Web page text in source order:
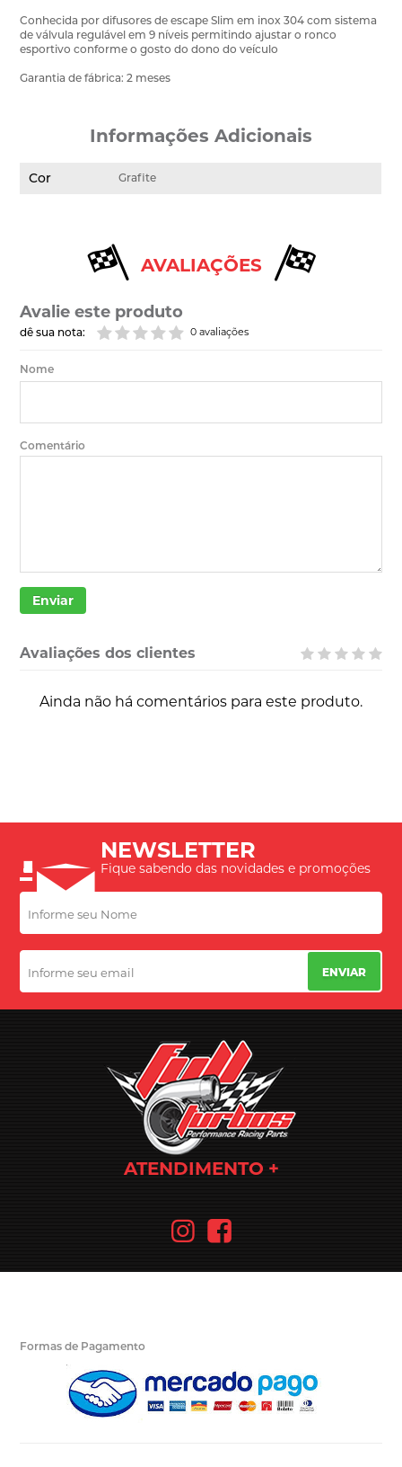
Conhecida por difusores de escape Slim em inox 304 com sistema
de válvula regulável em 9 níveis permitindo ajustar o ronco
esportivo conforme o gosto do dono do veículo
Garantia de fábrica: 2 meses
Informações Adicionais
Cor Grafite
AVALIAÇÕES
Avalie este produto
0 avaliações
dê sua nota:
Nome
Comentário
Enviar
Avaliações dos clientes
Ainda não há comentários para este produto.
NEWSLETTER
Fique sabendo das novidades e promoções
ENVIAR
ATENDIMENTO
Formas de Pagamento